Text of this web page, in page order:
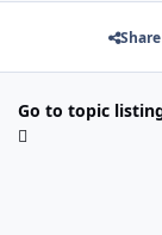
Share
Go to topic